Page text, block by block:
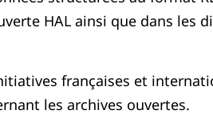
HAL ainsi que dans les
françaises et
les archives ouvertes.